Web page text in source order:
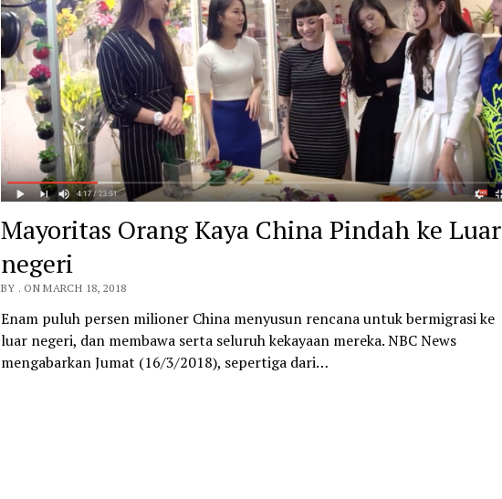
Mayoritas Orang Kaya China Pindah ke Luar
negeri
BY . ON MARCH 18, 2018
Enam puluh persen milioner China menyusun rencana untuk bermigrasi ke
luar negeri, dan membawa serta seluruh kekayaan mereka. NBC News
mengabarkan Jumat (16/3/2018), sepertiga dari…